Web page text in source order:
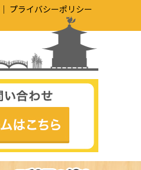
プライバシーポリシー